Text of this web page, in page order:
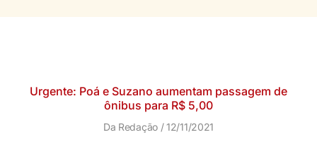
Urgente: Poá e Suzano aumentam passagem de
ônibus para R$ 5,00
Da Redação 12/11/2021